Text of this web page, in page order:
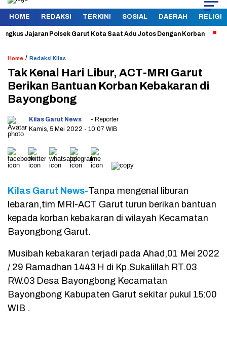
HOME REDAKSI TERKINI SOSIAL DAERAH RELIGI
Polsek Garut Kota Saat Adu Jotos Dengan Korban Aman
Home / Redaksi Kilas
Tak Kenal Hari Libur, ACT-MRI Garut
Berikan Bantuan Korban Kebakaran di
Bayongbong
Kilas Garut News
- Reporter
Kamis, 5 Mei 2022 - 10:07 WIB
Kilas Garut News-Tanpa mengenal liburan
lebaran,tim MRI-ACT Garut turun berikan bantuan
kepada korban kebakaran di wilayah Kecamatan
Bayongbong Garut.
Musibah kebakaran terjadi pada Ahad,01 Mei 2022
/ 29 Ramadhan 1443 H di Kp.Sukalillah RT.03
RW.03 Desa Bayongbong Kecamatan
Bayongbong Kabupaten Garut sekitar pukul 15:00
WIB .